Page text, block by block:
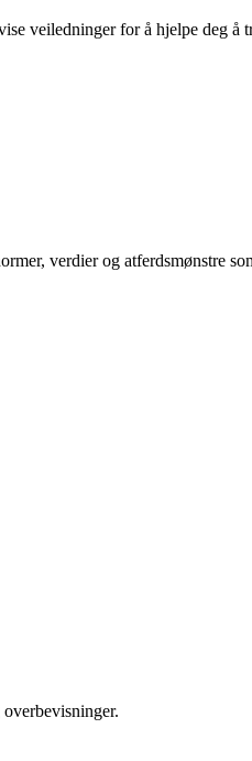
veiledninger for å hjelpe deg å
verdier og atferdsmønstre